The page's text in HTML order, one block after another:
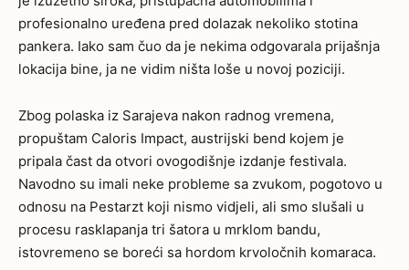
profesionalno uređena pred dolazak nekoliko stotina
pankera. Iako sam čuo da je nekima odgovarala prijašnja
lokacija bine, ja ne vidim ništa loše u novoj poziciji.
Zbog polaska iz Sarajeva nakon radnog vremena,
propuštam Caloris Impact, austrijski bend kojem je
pripala čast da otvori ovogodišnje izdanje festivala.
Navodno su imali neke probleme sa zvukom, pogotovo u
odnosu na Pestarzt koji nismo vidjeli, ali smo slušali u
procesu rasklapanja tri šatora u mrklom bandu,
istovremeno se boreći sa hordom krvoločnih komaraca.